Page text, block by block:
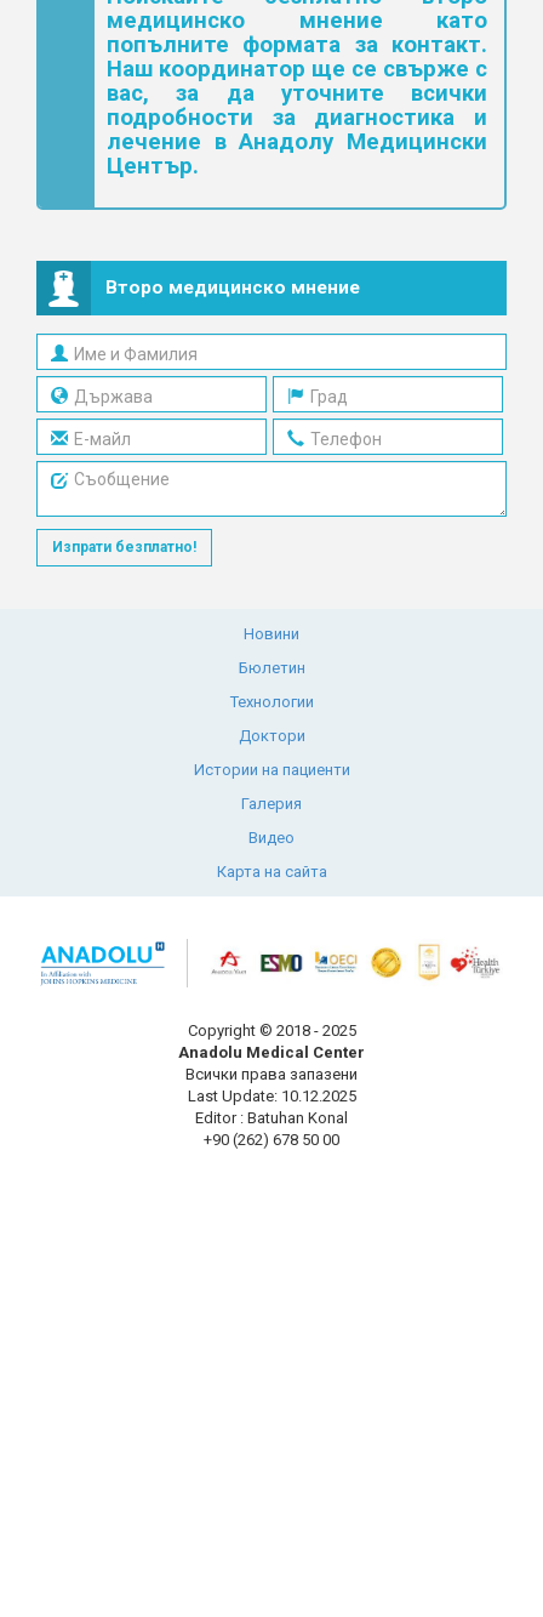
медицинско мнение като
попълните формата за контакт.
Наш координатор ще се свърже с
вас, за да уточните всички
подробности за диагностика и
лечение в Анадолу Медицински
Център.
Второ медицинско мнение
Изпрати безплатно!
Новини
Бюлетин
Технологии
Доктори
Истории на пациенти
Галерия
Видео
Карта на сайта
Copyright © 2018 - 2025
Anadolu Medical Center
Всички права запазени
Last Update: 10.12.2025
Editor : Batuhan Konal
+90 (262) 678 50 00